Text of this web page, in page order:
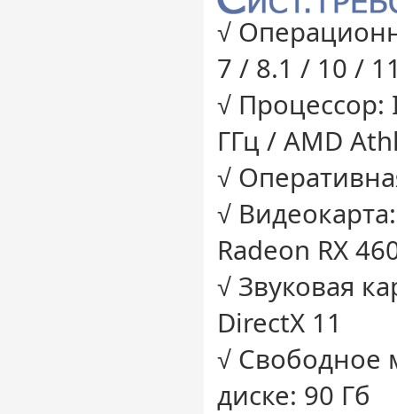
√
7 / 8.1 / 10 /
√ Процессор:
ГГц / AMD
√
√
Radeon RX
√ Звуковая
DirectX 11
√ Свободное
диске: 90 Гб